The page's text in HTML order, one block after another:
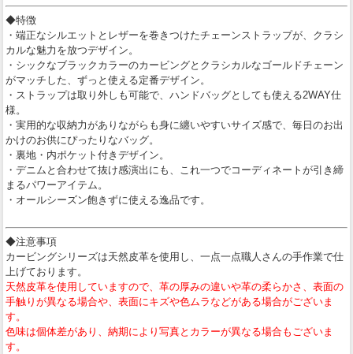
◆特徴
・端正なシルエットとレザーを巻きつけたチェーンストラップが、クラシ
カルな魅力を放つデザイン。
・シックなブラックカラーのカービングとクラシカルなゴールドチェーン
がマッチした、ずっと使える定番デザイン。
・ストラップは取り外しも可能で、ハンドバッグとしても使える2WAY仕
様。
・実用的な収納力がありながらも身に纏いやすいサイズ感で、毎日のお出
かけのお供にぴったりなバッグ。
・裏地・内ポケット付きデザイン。
・デニムと合わせて抜け感演出にも、これ一つでコーディネートが引き締
まるパワーアイテム。
・オールシーズン飽きずに使える逸品です。
◆注意事項
カービングシリーズは天然皮革を使用し、一点一点職人さんの手作業で仕
上げております。
天然皮革を使用していますので、革の厚みの違いや革の柔らかさ、表面の
手触りが異なる場合や、表面にキズや色ムラなどがある場合がございま
す。
色味は個体差があり、納期により写真とカラーが異なる場合もございま
す。